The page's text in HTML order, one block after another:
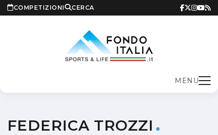
COMPETIZIONI CERCA
MENU
FEDERICA TROZZI